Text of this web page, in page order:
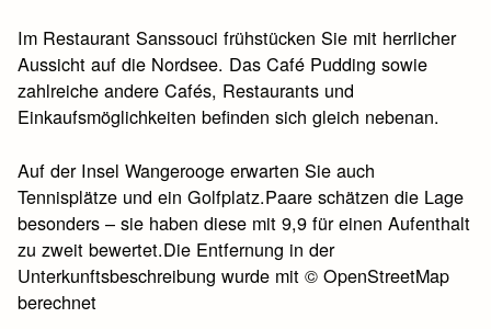
Im Restaurant Sanssouci frühstücken Sie mit herrlicher
Aussicht auf die Nordsee. Das Café Pudding sowie
zahlreiche andere Cafés, Restaurants und
Einkaufsmöglichkeiten befinden sich gleich nebenan.
Auf der Insel Wangerooge erwarten Sie auch
Tennisplätze und ein Golfplatz.Paare schätzen die Lage
besonders – sie haben diese mit 9,9 für einen Aufenthalt
zu zweit bewertet.Die Entfernung in der
Unterkunftsbeschreibung wurde mit © OpenStreetMap
berechnet